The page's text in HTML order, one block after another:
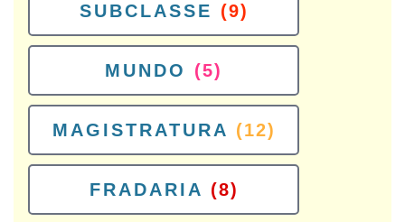
SUBCLASSE (9)
MUNDO (5)
MAGISTRATURA (12)
FRADARIA (8)